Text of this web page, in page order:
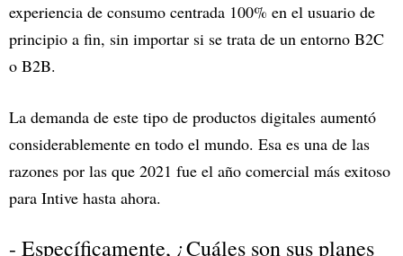
experiencia de consumo centrada 100% en el usuario de
principio a fin, sin importar si se trata de un entorno B2C
o B2B.
La demanda de este tipo de productos digitales aumentó
considerablemente en todo el mundo. Esa es una de las
razones por las que 2021 fue el año comercial más exitoso
para Intive hasta ahora.
- Específicamente, ¿Cuáles son sus planes